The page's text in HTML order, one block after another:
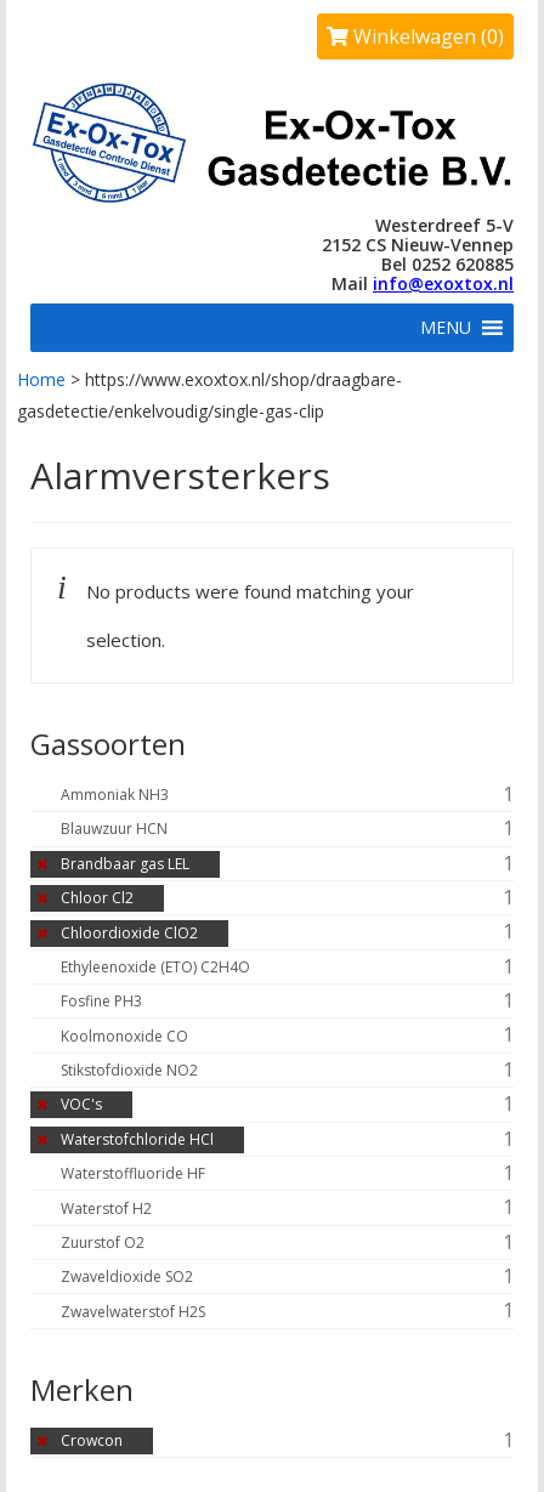
Winkelwagen (0)
Westerdreef 5-V
2152 CS Nieuw-Vennep
Bel 0252 620885
Mail info@exoxtox.nl
MENU
Home > https://www.exoxtox.nl/shop/draagbare-
gasdetectie/enkelvoudig/single-gas-clip
Alarmversterkers
No products were found matching your
selection.
Gassoorten
Ammoniak NH3 1
Blauwzuur HCN 1
Brandbaar gas LEL 1
Chloor Cl2 1
Chloordioxide ClO2 1
Ethyleenoxide (ETO) C2H4O 1
Fosfine PH3 1
Koolmonoxide CO 1
Stikstofdioxide NO2 1
VOC's 1
Waterstofchloride HCl 1
Waterstoffluoride HF 1
Waterstof H2 1
Zuurstof O2 1
Zwaveldioxide SO2 1
Zwavelwaterstof H2S 1
Merken
Crowcon 1